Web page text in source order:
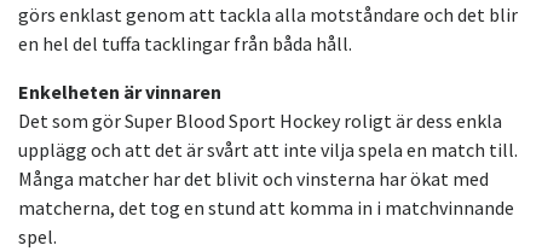
görs enklast genom att tackla alla motståndare och det blir
en hel del tuffa tacklingar från båda håll.
Enkelheten är vinnaren
Det som gör Super Blood Sport Hockey roligt är dess enkla
upplägg och att det är svårt att inte vilja spela en match till.
Många matcher har det blivit och vinsterna har ökat med
matcherna, det tog en stund att komma in i matchvinnande
spel.